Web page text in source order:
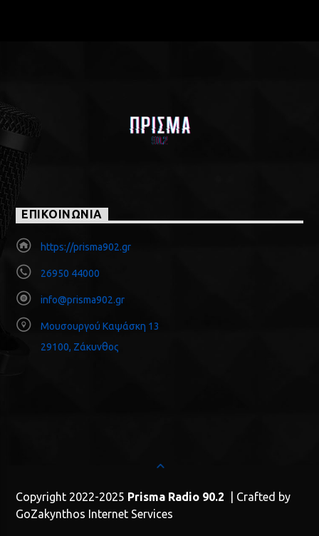
ΕΠΙΚΟΙΝΩΝΙΑ
https://prisma902.gr
26950 44000
info@prisma902.gr
Μουσουργού Καψάσκη 13
29100, Ζάκυνθος
Copyright 2022-2025 Prisma Radio 90.2 | Crafted by
GoZakynthos Internet Services